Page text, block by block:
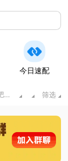
今日速配
肥城市 筛选